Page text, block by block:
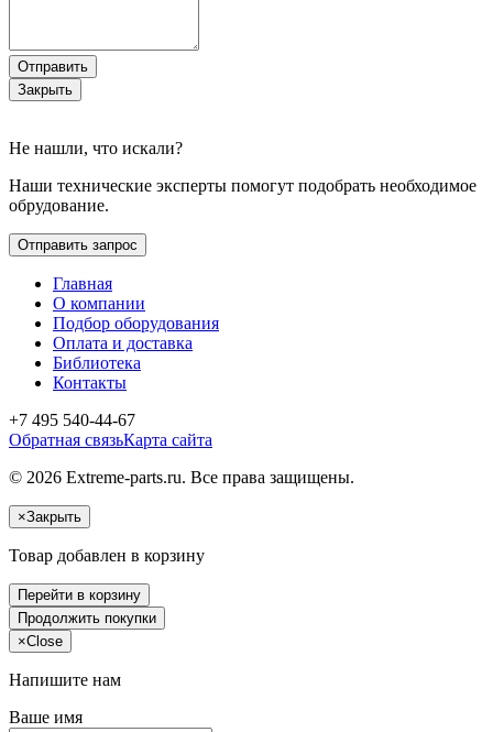
Отправить
Закрыть
Не нашли, что искали?
Наши технические эксперты помогут подобрать необходимое
обрудование.
Отправить запрос
Главная
О компании
Подбор оборудования
Оплата и доставка
Библиотека
Контакты
+7 495 540-44-67
Обратная связьКарта сайта
© 2026 Extreme-parts.ru. Все права защищены.
×Закрыть
Товар добавлен в корзину
Перейти в корзину
Продолжить покупки
×Close
Напишите нам
Ваше имя